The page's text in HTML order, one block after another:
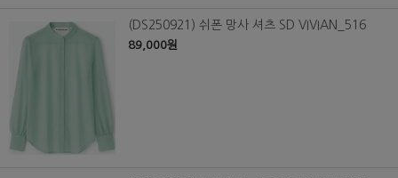
(DS250921) 쉬폰 망사 셔츠 SD VIVIAN_516
89,000원